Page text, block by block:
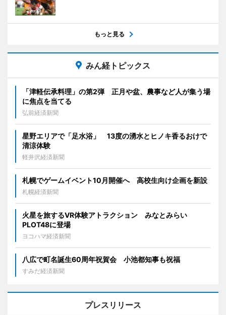
もっと見る
みん経トピックス
「津軽伝承料理」の第2弾 正月や盆、農事など人が集う場
に焦点を当てる
弘前経済新聞
星野エリアで「足水浴」 13度の湧水とヒノキ香るおけで
清涼体験
軽井沢経済新聞
札幌でゲームイベント10月開催へ 高校生向け企画を新設
札幌経済新聞
火星を旅するVR体験アトラクション みなとみらい
PLOT48に登場
ヨコハマ経済新聞
八広で町名誕生60周年祝賀会 小池都知事も祝福
すみだ経済新聞
プレスリリース